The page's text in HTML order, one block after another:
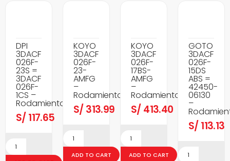
DPI
3DACF
026F-
23S =
3DACF
026F-
1CS –
Rodamientos
S/ 117.65
KOYO
3DACF
026F-
23-
AMFG
–
Rodamientos
S/ 313.99
ADD TO CART
KOYO
3DACF
026F-
17BS-
AMFG
–
Rodamientos
S/ 413.40
ADD TO CART
GOTO
3DACF
026F-
15DS
ABS =
42450-
06130
–
S/ 113.13